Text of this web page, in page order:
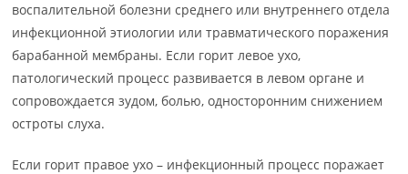
воспалительной болезни среднего или внутреннего отдела
инфекционной этиологии или травматического поражения
барабанной мембраны. Если горит левое ухо,
патологический процесс развивается в левом органе и
сопровождается зудом, болью, односторонним снижением
остроты слуха.
Если горит правое ухо – инфекционный процесс поражает